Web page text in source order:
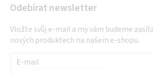
Odebírat newsletter
Vložte svůj e-mail a my vám budeme
nových produktech na našem e-shopu.
E-mail